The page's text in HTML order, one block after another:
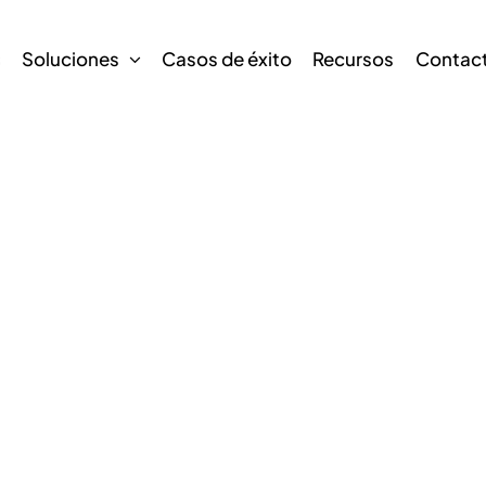
Soluciones Casos de éxito Recursos